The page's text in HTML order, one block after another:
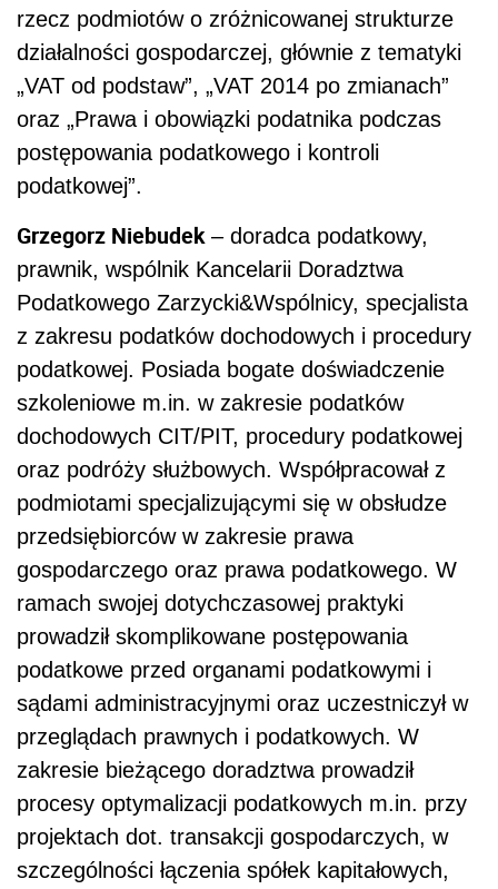
rzecz podmiotów o zróżnicowanej strukturze
działalności gospodarczej, głównie z tematyki
„VAT od podstaw”, „VAT 2014 po zmianach”
oraz „Prawa i obowiązki podatnika podczas
postępowania podatkowego i kontroli
podatkowej”.
Grzegorz Niebudek– doradca podatkowy,
prawnik, wspólnik Kancelarii Doradztwa
Podatkowego Zarzycki&Wspólnicy, specjalista
z zakresu podatków dochodowych i procedury
podatkowej. Posiada bogate doświadczenie
szkoleniowe m.in. w zakresie podatków
dochodowych CIT/PIT, procedury podatkowej
oraz podróży służbowych. Współpracował z
podmiotami specjalizującymi się w obsłudze
przedsiębiorców w zakresie prawa
gospodarczego oraz prawa podatkowego. W
ramach swojej dotychczasowej praktyki
prowadził skomplikowane postępowania
podatkowe przed organami podatkowymi i
sądami administracyjnymi oraz uczestniczył w
przeglądach prawnych i podatkowych. W
zakresie bieżącego doradztwa prowadził
procesy optymalizacji podatkowych m.in. przy
projektach dot. transakcji gospodarczych, w
szczególności łączenia spółek kapitałowych,